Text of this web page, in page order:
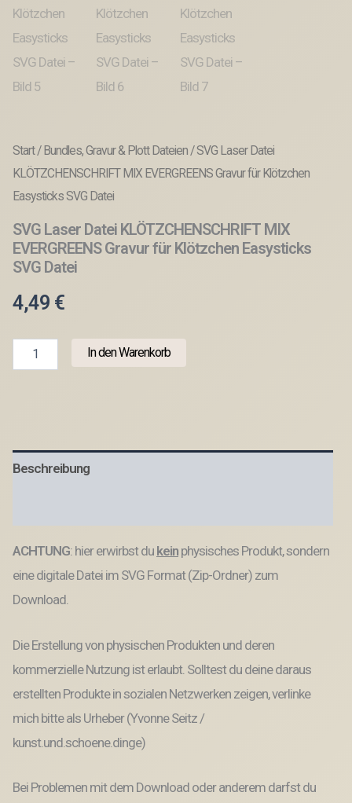
Start/Bundles, Gravur & Plott Dateien/ SVG Laser Datei
KLÖTZCHENSCHRIFT MIX EVERGREENS Gravur für Klötzchen
Easysticks SVG Datei
SVG Laser Datei KLÖTZCHENSCHRIFT MIX
EVERGREENS Gravur für Klötzchen Easysticks
SVG Datei
4,49 €
für
Klötzchen
In den Warenkorb
Beschreibung
ACHTUNG: hier erwirbst du kein physisches Produkt, sondern
eine digitale Datei im SVG Format (Zip-Ordner) zum
Download.
Die Erstellung von physischen Produkten und deren
kommerzielle Nutzung ist erlaubt. Solltest du deine daraus
erstellten Produkte in sozialen Netzwerken zeigen, verlinke
mich bitte als Urheber (Yvonne Seitz /
kunst.und.schoene.dinge)
Bei Problemen mit dem Download oder anderem darfst du